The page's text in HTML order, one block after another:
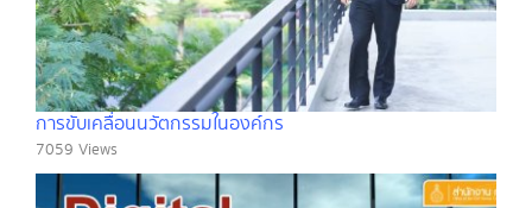
การขับเคลื่อนนวัตกรรมในองค์กร
7059 Views